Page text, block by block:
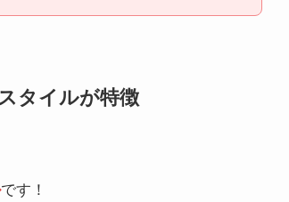
タイルが特徴
です！